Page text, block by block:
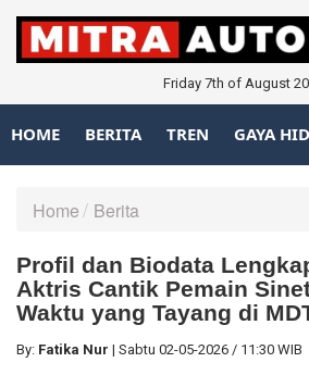
Friday 7th of August
HOME BERITA TREN GAYA
Home Berita
Profil dan Biodata
Aktris Cantik Pemain
Waktu yang Tayang di
By: Fatika Nur | Sabtu 02-05-2026 / 11:30 WIB